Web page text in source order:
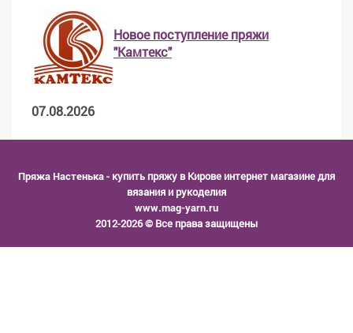
Новое поступление пряжи
"Камтекс"
07.08.2026
Пряжа Настенька- купить пряжу в Кирове интернет магазине для
вязания и рукоделия
www.mag-yarn.ru
2012-2026 © Все права защищены